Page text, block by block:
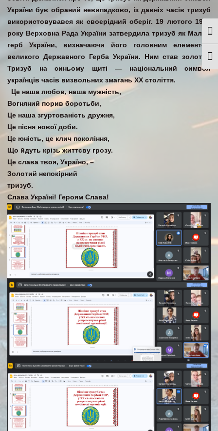
України був обраний невипадково, із давніх часів тризуб
використовувався як своєрідний оберіг. 19 лютого 1992
року Верховна Рада України затвердила тризуб як Малий
герб України, визначаючи його головним елементом
великого Державного Герба України. Ним став золотий
Тризуб на синьому щиті — національний символ
українців часів визвольних змагань XX століття.
Це наша любов, наша мужність,
Вогняний порив боротьби,
Це наша згуртованість дружня,
Це пісня нової доби.
Це юність, це клич покоління,
Що йдуть крізь життєву грозу.
Це слава твоя, Україно, –
Золотий непокірний
тризуб.
Слава Україні! Героям Слава!